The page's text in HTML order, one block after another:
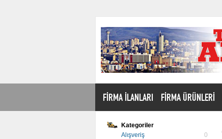
FİRMA İLANLARI FİRMA ÜRÜNLERİ
Kategoriler
Alışveriş
0